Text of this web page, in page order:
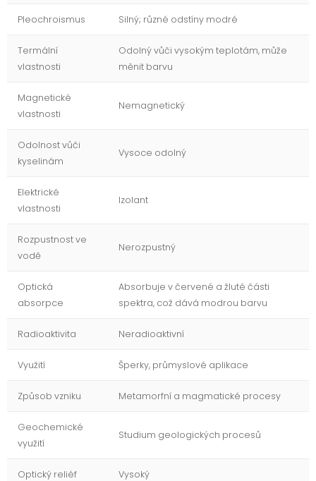
Pleochroismus Silný; různé odstíny modré
Termální
vlastnosti
Odolný vůči vysokým teplotám, může
měnit barvu
Magnetické
vlastnosti
Nemagnetický
Odolnost vůči
kyselinám
Vysoce odolný
Elektrické
vlastnosti
Izolant
Rozpustnost ve
vodě
Nerozpustný
Optická
absorpce
Absorbuje v červené a žluté části
spektra, což dává modrou barvu
Radioaktivita Neradioaktivní
Využití Šperky, průmyslové aplikace
Způsob vzniku Metamorfní a magmatické procesy
Geochemické
využití
Studium geologických procesů
Optický reliéf Vysoký